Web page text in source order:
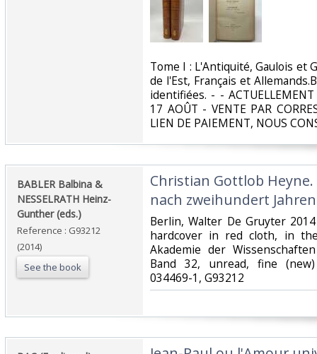
‎Tome I : L'Antiquité, Gaulois et
de l'Est, Français et
identifiées. - - ACTUELLEMENT
17 AOÛT - VENTE PAR
LIEN DE PAIEMENT, NOUS
‎BABLER Balbina &
NESSELRATH Heinz-
Gunther (eds.)‎
Reference : G93212
(2014)
See the book
‎Christian Gottlob
nach zweihundert Jahren‎
‎Berlin, Walter De Gruyter
hardcover in red cloth, in
Akademie der
Band 32, unread, fine
034469-1, G93212‎